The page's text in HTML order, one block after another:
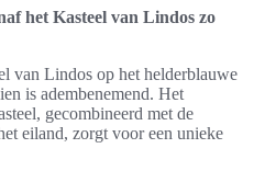
het Kasteel van Lindos zo
van Lindos op het helderblauwe
is adembenemend. Het
gecombineerd met de
eiland, zorgt voor een unieke